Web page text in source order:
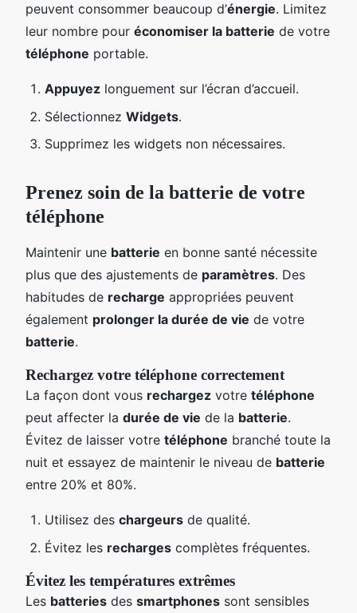
peuvent consommer beaucoup d’énergie. Limitez
leur nombre pour économiser la batterie de votre
téléphone portable.
Appuyez longuement sur l’écran d’accueil.
Sélectionnez Widgets.
Supprimez les widgets non nécessaires.
Prenez soin de la batterie de votre
téléphone
Maintenir une batterie en bonne santé nécessite
plus que des ajustements de paramètres. Des
habitudes de recharge appropriées peuvent
également prolonger la durée de vie de votre
batterie.
Rechargez votre téléphone correctement
La façon dont vous rechargez votre téléphone
peut affecter la durée de vie de la batterie.
Évitez de laisser votre téléphone branché toute la
nuit et essayez de maintenir le niveau de batterie
entre 20% et 80%.
Utilisez des chargeurs de qualité.
Évitez les recharges complètes fréquentes.
Évitez les températures extrêmes
Les batteries des smartphones sont sensibles